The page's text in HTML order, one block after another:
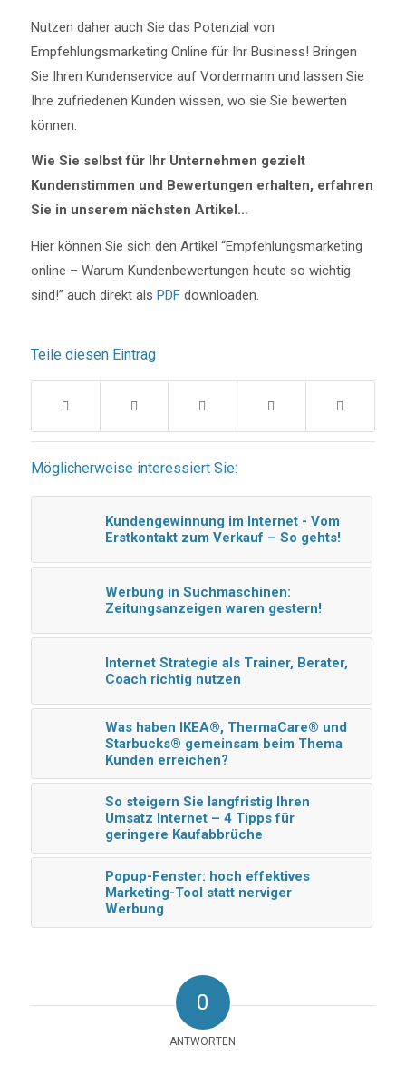
Nutzen daher auch Sie das Potenzial von
Empfehlungsmarketing Online für Ihr Business! Bringen
Sie Ihren Kundenservice auf Vordermann und lassen Sie
Ihre zufriedenen Kunden wissen, wo sie Sie bewerten
können.
Wie Sie selbst für Ihr Unternehmen gezielt
Kundenstimmen und Bewertungen erhalten, erfahren
Sie in unserem nächsten Artikel…
Hier können Sie sich den Artikel “Empfehlungsmarketing
online – Warum Kundenbewertungen heute so wichtig
sind!” auch direkt als PDFdownloaden.
Teile diesen Eintrag
Möglicherweise interessiert Sie:
Kundengewinnung im Internet - Vom
Erstkontakt zum Verkauf – So gehts!
Werbung in Suchmaschinen:
Zeitungsanzeigen waren gestern!
Internet Strategie als Trainer, Berater,
Coach richtig nutzen
Was haben IKEA®, ThermaCare® und
Starbucks® gemeinsam beim Thema
Kunden erreichen?
So steigern Sie langfristig Ihren
Umsatz Internet – 4 Tipps für
geringere Kaufabbrüche
Popup-Fenster: hoch effektives
Marketing-Tool statt nerviger
Werbung
0
ANTWORTEN